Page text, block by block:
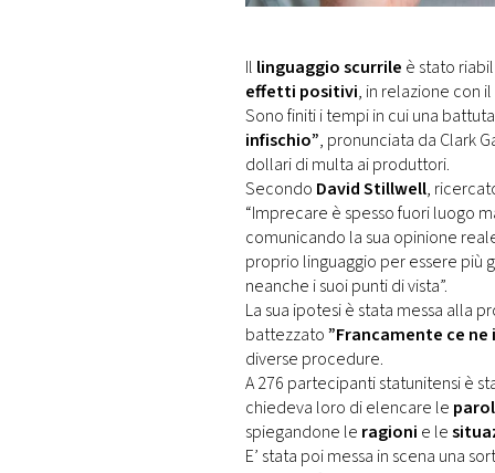
DI
RMC
CONSIGLIA
Il linguaggio scurrile è stato
effetti positivi, in relazione con
Sono finiti i tempi in cui una
infischio”, pronunciata da Clark
dollari di multa ai produttori.
Secondo David Stillwell,
“Imprecare è spesso fuori luogo
comunicando la sua opinione
proprio linguaggio per essere
neanche i suoi punti di vista”.
La sua ipotesi è stata messa alla
battezzato”Francamente ce
diverse procedure.
A 276 partecipanti statunitensi è
chiedeva loro di elencare le
spiegandone le ragioni e le
E’ stata poi messa in scena una